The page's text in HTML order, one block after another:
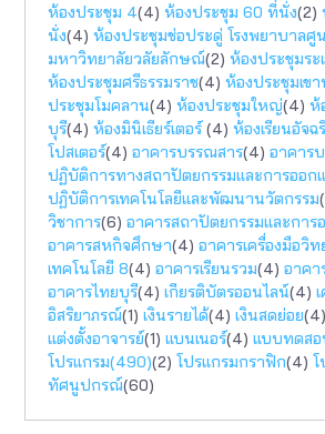
ห้องประชุม 4(4) ห้องประชุม 60 ที่นั่ง(2)
นั่ง(4) ห้องประชุมช่อประดู่ โรงพยาบาลศู
มหาวิทยาลัยวลัยลักษณ์(2) ห้องประชุมร
ห้องประชุมศรีธรรมราช(4) ห้องประชุมเขา
ประชุมโมคลาน(4) ห้องประชุมใหญ่(4) ห้
บุรี(4) ห้องมินิเธียร์เตอร์(4) ห้องเรียนอัจฉ
โปสเตอร์(4) อาคารบรรณสาร(4) อาคาร
ปฏิบัติการทางสถาปัตยกรรมเเละการออก
ปฏิบัติการเทคโนโลยีและพัฒนานวัตกรรม
วิชาการ(6) อาคารสถาปัตยกรรมและการ
อาคารสหกิจศึกษา(4) อาคารเครื่องมือวิ
เทคโนโลยี 8(4) อาคารเรียนรวม(4) อาคา
อาคารไทยบุรี(4) เกียรติบัตรออนไลน์(4)
อิสริยาภรณ์(1) เงินรายได้(4) เงินสดย่อย(4)
แต่งตั้งอาจารย์(1) แบนเนอร์(4) แบบทดส
โปรแกรม(490)(2) โปรแกรมกราฟิก(4) โ
ทัศนูปกรณ์(60)